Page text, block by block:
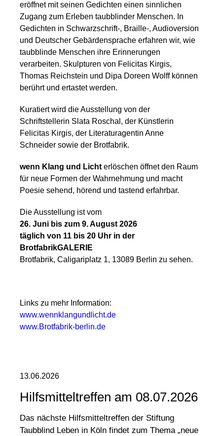
eröffnet mit seinen Gedichten einen sinnlichen
Zugang zum Erleben taubblinder Menschen. In
Gedichten in Schwarzschrift-, Braille-, Audioversion
und Deutscher Gebärdensprache erfahren wir, wie
taubblinde Menschen ihre Erinnerungen
verarbeiten. Skulpturen von Felicitas Kirgis,
Thomas Reichstein und Dipa Doreen Wolff können
berührt und ertastet werden.
Kuratiert wird die Ausstellung von der
Schriftstellerin Slata Roschal, der Künstlerin
Felicitas Kirgis, der Literaturagentin Anne
Schneider sowie der Brotfabrik.
wenn Klang und Licht erlöschen öffnet den Raum
für neue Formen der Wahrnehmung und macht
Poesie sehend, hörend und tastend erfahrbar.
Die Ausstellung ist vom
26. Juni bis zum 9. August 2026
täglich von 11 bis 20 Uhr in der
BrotfabrikGALERIE
Brotfabrik, Caligariplatz 1, 13089 Berlin zu sehen.
Links zu mehr Information:
www.wennklangundlicht.de
www.Brotfabrik-berlin.de
13.06.2026
Hilfsmitteltreffen am 08.07.2026
Das nächste Hilfsmitteltreffen der Stiftung
Taubblind Leben in Köln findet zum Thema „neue